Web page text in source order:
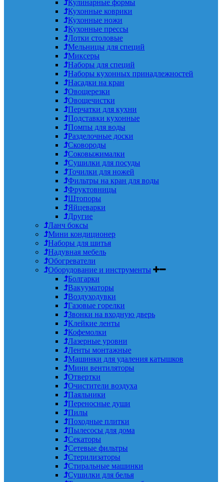
Кулинарные формы
Кухонные коврики
Кухонные ножи
Кухонные прессы
Лотки столовые
Мельницы для специй
Миксеры
Наборы для специй
Наборы кухонных принадлежностей
Насадки на кран
Овощерезки
Овощечистки
Перчатки для кухни
Подставки кухонные
Помпы для воды
Разделочные доски
Сковороды
Соковыжималки
Сушилки для посуды
Точилки для ножей
Фильтры на кран для воды
Фруктовницы
Штопоры
Яйцеварки
Другие
Ланч боксы
Мини кондиционер
Наборы для шитья
Надувная мебель
Обогреватели
Оборудование и инструменты
Болгарки
Вакууматоры
Воздуходувки
Газовые горелки
Звонки на входную дверь
Клейкие ленты
Кофемолки
Лазерные уровни
Ленты монтажные
Машинки для удаления катышков
Мини вентиляторы
Отвертки
Очистители воздуха
Паяльники
Переносные души
Пилы
Походные плитки
Пылесосы для дома
Секаторы
Сетевые фильтры
Стерилизаторы
Стиральные машинки
Сушилки для белья